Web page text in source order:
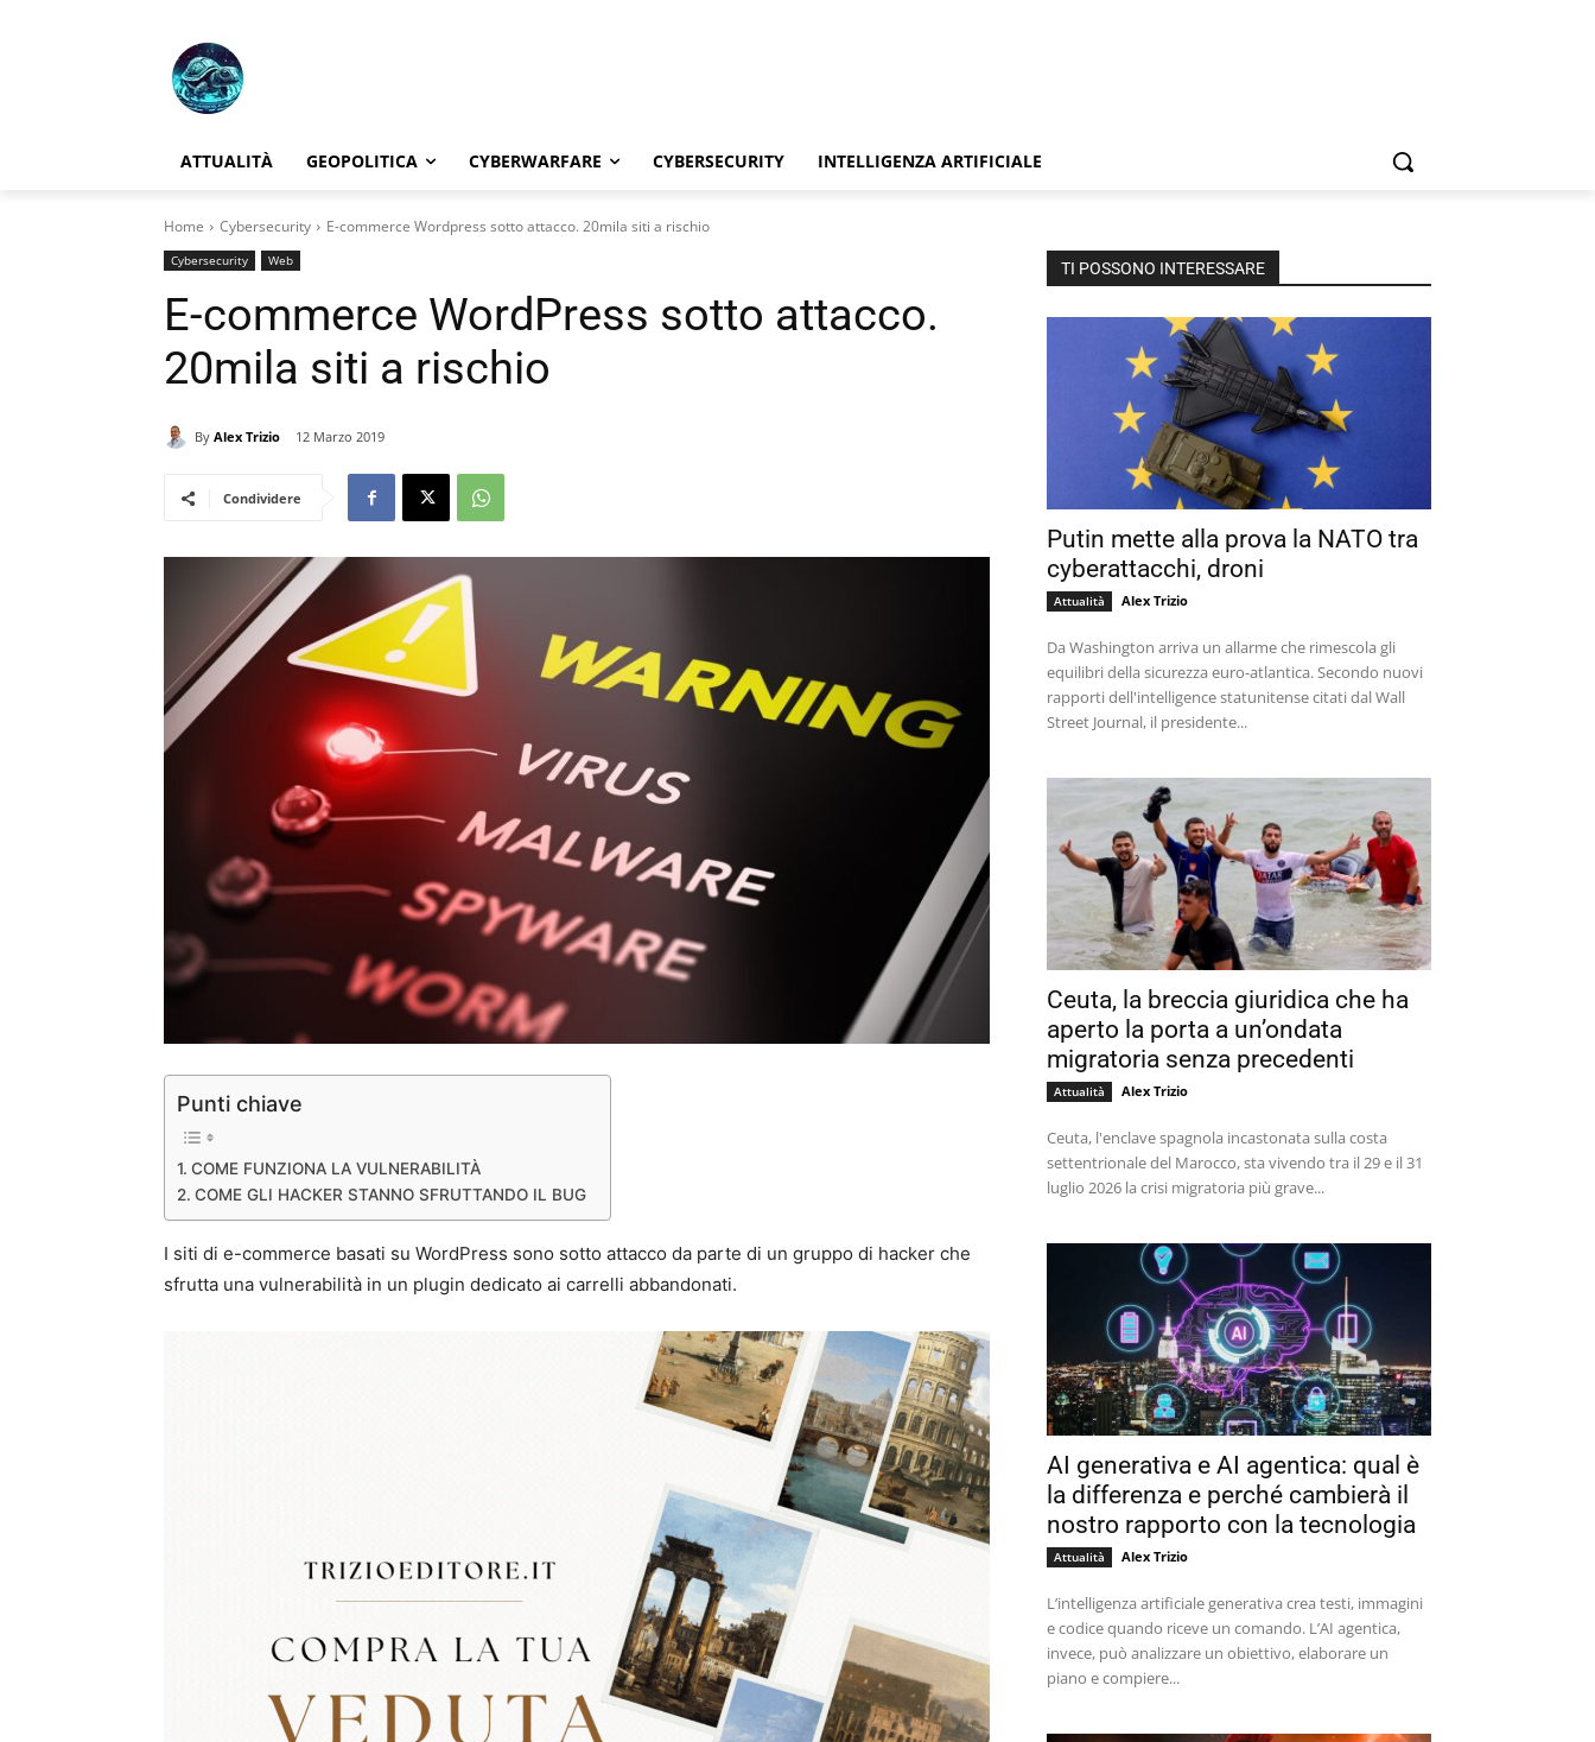
ATTUALITÀ GEOPOLITICA CYBERWARFARE CYBERSECURITY INTELLIGENZA ARTIFICIALE
Home Cybersecurity E-commerce Wordpress sotto attacco. 20mila siti a rischio
Cybersecurity Web
E-commerce WordPress sotto attacco.
20mila siti a rischio
By Alex Trizio 12 Marzo 2019
Condividere
Punti chiave
COME FUNZIONA LA VULNERABILITÀ
COME GLI HACKER STANNO SFRUTTANDO IL BUG
I siti di e-commerce basati su WordPress sono sotto attacco da parte di un gruppo di hacker che
sfrutta una vulnerabilità in un plugin dedicato ai carrelli abbandonati.
TI POSSONO INTERESSARE
Putin mette alla prova la NATO tra
cyberattacchi, droni
Attualità Alex Trizio
Da Washington arriva un allarme che rimescola gli
equilibri della sicurezza euro-atlantica. Secondo nuovi
rapporti dell'intelligence statunitense citati dal Wall
Street Journal, il presidente...
Ceuta, la breccia giuridica che ha
aperto la porta a un’ondata
migratoria senza precedenti
Attualità Alex Trizio
Ceuta, l'enclave spagnola incastonata sulla costa
settentrionale del Marocco, sta vivendo tra il 29 e il 31
luglio 2026 la crisi migratoria più grave...
AI generativa e AI agentica: qual è
la differenza e perché cambierà il
nostro rapporto con la tecnologia
Attualità Alex Trizio
L’intelligenza artificiale generativa crea testi, immagini
e codice quando riceve un comando. L’AI agentica,
invece, può analizzare un obiettivo, elaborare un
piano e compiere...